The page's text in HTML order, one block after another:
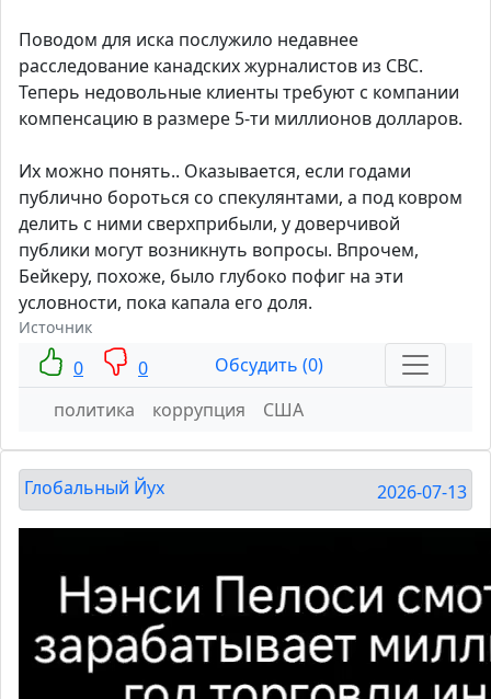
Поводом для иска послужило недавнее
расследование канадских журналистов из CBC.
Теперь недовольные клиенты требуют с компании
компенсацию в размере 5-ти миллионов долларов.
Их можно понять.. Оказывается, если годами
публично бороться со спекулянтами, а под ковром
делить с ними сверхприбыли, у доверчивой
публики могут возникнуть вопросы. Впрочем,
Бейкеру, похоже, было глубоко пофиг на эти
условности, пока капала его доля.
Источник
0 0
Обсудить (0)
политика
коррупция США
Глобальный Йух 2026-07-13